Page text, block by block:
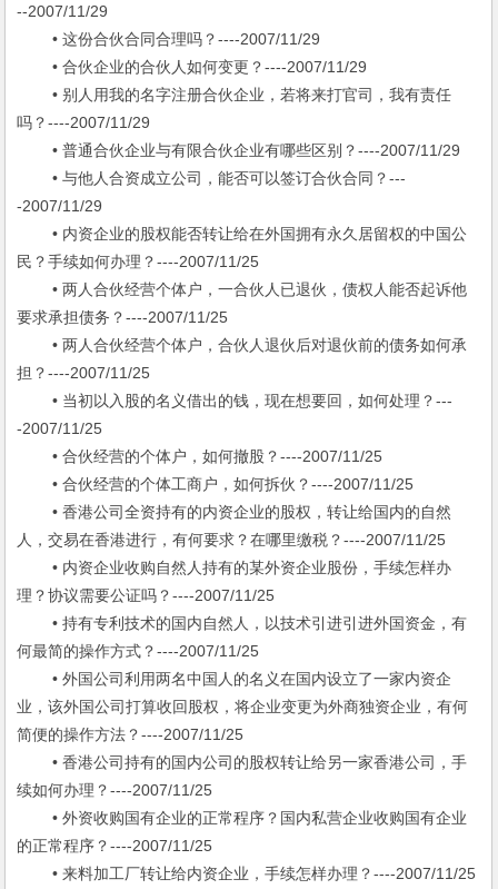
--2007/11/29
• 这份合伙合同合理吗？----2007/11/29
• 合伙企业的合伙人如何变更？----2007/11/29
• 别人用我的名字注册合伙企业，若将来打官司，我有责任
吗？----2007/11/29
• 普通合伙企业与有限合伙企业有哪些区别？----2007/11/29
• 与他人合资成立公司，能否可以签订合伙合同？---
-2007/11/29
• 内资企业的股权能否转让给在外国拥有永久居留权的中国公
民？手续如何办理？----2007/11/25
• 两人合伙经营个体户，一合伙人已退伙，债权人能否起诉他
要求承担债务？----2007/11/25
• 两人合伙经营个体户，合伙人退伙后对退伙前的债务如何承
担？----2007/11/25
• 当初以入股的名义借出的钱，现在想要回，如何处理？---
-2007/11/25
• 合伙经营的个体户，如何撤股？----2007/11/25
• 合伙经营的个体工商户，如何拆伙？----2007/11/25
• 香港公司全资持有的内资企业的股权，转让给国内的自然
人，交易在香港进行，有何要求？在哪里缴税？----2007/11/25
• 内资企业收购自然人持有的某外资企业股份，手续怎样办
理？协议需要公证吗？----2007/11/25
• 持有专利技术的国内自然人，以技术引进引进外国资金，有
何最简的操作方式？----2007/11/25
• 外国公司利用两名中国人的名义在国内设立了一家内资企
业，该外国公司打算收回股权，将企业变更为外商独资企业，有何
简便的操作方法？----2007/11/25
• 香港公司持有的国内公司的股权转让给另一家香港公司，手
续如何办理？----2007/11/25
• 外资收购国有企业的正常程序？国内私营企业收购国有企业
的正常程序？----2007/11/25
• 来料加工厂转让给内资企业，手续怎样办理？----2007/11/25